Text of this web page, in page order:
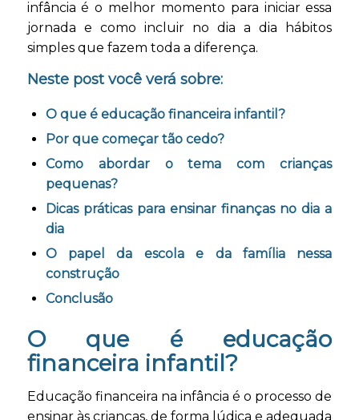
infância é o melhor momento para iniciar essa
jornada e como incluir no dia a dia hábitos
simples que fazem toda a diferença.
Neste post você verá sobre:
O que é educação financeira infantil?
Por que começar tão cedo?
Como abordar o tema com crianças
pequenas?
Dicas práticas para ensinar finanças no dia a
dia
O papel da escola e da família nessa
construção
Conclusão
O que é educação
financeira infantil?
Educação financeira na infância é o processo de
ensinar às crianças, de forma lúdica e adequada